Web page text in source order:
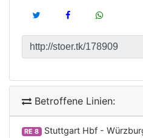
Betroffene Linien:
RE 8 Stuttgart Hbf -